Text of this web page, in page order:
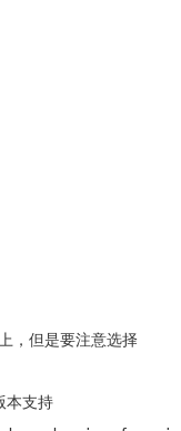
，但是要注意选择
本支持